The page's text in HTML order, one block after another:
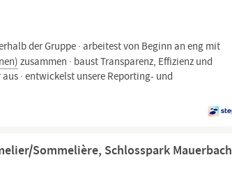
der Gruppe · arbeitest von Beginn an eng mit
zusammen · baust Transparenz, Effizienz und
· entwickelst unsere Reporting- und
Sommelière, Schlosspark Mauerbach